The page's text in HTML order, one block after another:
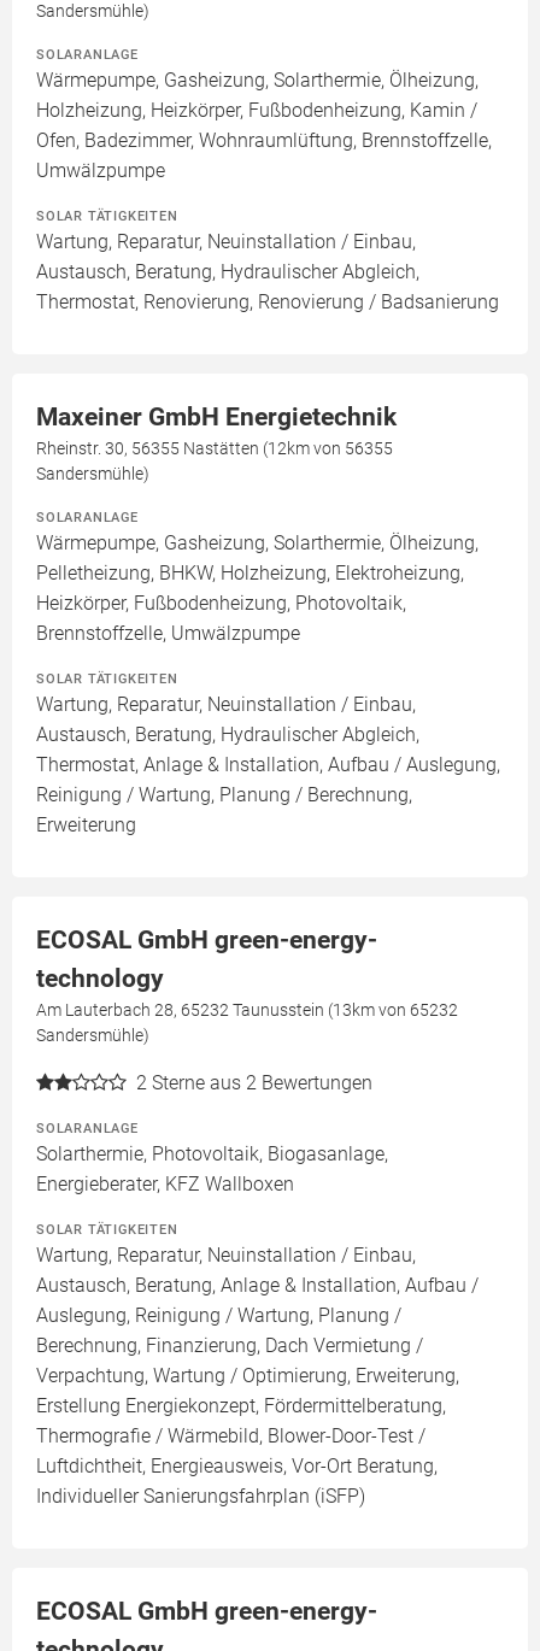
Sandersmühle)
SOLARANLAGE
Wärmepumpe, Gasheizung, Solarthermie, Ölheizung,
Holzheizung, Heizkörper, Fußbodenheizung, Kamin /
Ofen, Badezimmer, Wohnraumlüftung, Brennstoffzelle,
Umwälzpumpe
SOLAR TÄTIGKEITEN
Wartung, Reparatur, Neuinstallation / Einbau,
Austausch, Beratung, Hydraulischer Abgleich,
Thermostat, Renovierung, Renovierung / Badsanierung
Maxeiner GmbH Energietechnik
Rheinstr. 30, 56355 Nastätten (12km von 56355
Sandersmühle)
SOLARANLAGE
Wärmepumpe, Gasheizung, Solarthermie, Ölheizung,
Pelletheizung, BHKW, Holzheizung, Elektroheizung,
Heizkörper, Fußbodenheizung, Photovoltaik,
Brennstoffzelle, Umwälzpumpe
SOLAR TÄTIGKEITEN
Wartung, Reparatur, Neuinstallation / Einbau,
Austausch, Beratung, Hydraulischer Abgleich,
Thermostat, Anlage & Installation, Aufbau / Auslegung,
Reinigung / Wartung, Planung / Berechnung,
Erweiterung
ECOSAL GmbH green-energy-
technology
Am Lauterbach 28, 65232 Taunusstein (13km von 65232
Sandersmühle)
2 Sterne aus 2 Bewertungen
SOLARANLAGE
Solarthermie, Photovoltaik, Biogasanlage,
Energieberater, KFZ Wallboxen
SOLAR TÄTIGKEITEN
Wartung, Reparatur, Neuinstallation / Einbau,
Austausch, Beratung, Anlage & Installation, Aufbau /
Auslegung, Reinigung / Wartung, Planung /
Berechnung, Finanzierung, Dach Vermietung /
Verpachtung, Wartung / Optimierung, Erweiterung,
Erstellung Energiekonzept, Fördermittelberatung,
Thermografie / Wärmebild, Blower-Door-Test /
Luftdichtheit, Energieausweis, Vor-Ort Beratung,
Individueller Sanierungsfahrplan (iSFP)
ECOSAL GmbH green-energy-